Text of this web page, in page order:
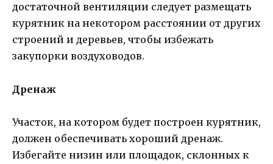
достаточной вентиляции следует размещать
курятник на некотором расстоянии от других
строений и деревьев, чтобы избежать
закупорки воздуховодов.
Дренаж
Участок, на котором будет построен курятник,
должен обеспечивать хороший дренаж.
Избегайте низин или площадок, склонных к